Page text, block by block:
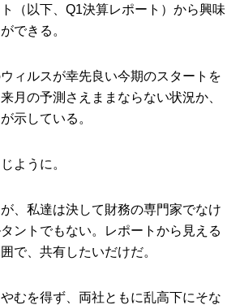
（以下、Q1決算レポート）から興味
できる。
ィルスが幸先良い今期のスタートを
月の予測さえままならない状況か、
示している。
ように。
、私達は決して財務の専門家でなけ
ントでもない。レポートから見える
で、共有したいだけだ。
むを得ず、両社ともに乱高下にそな